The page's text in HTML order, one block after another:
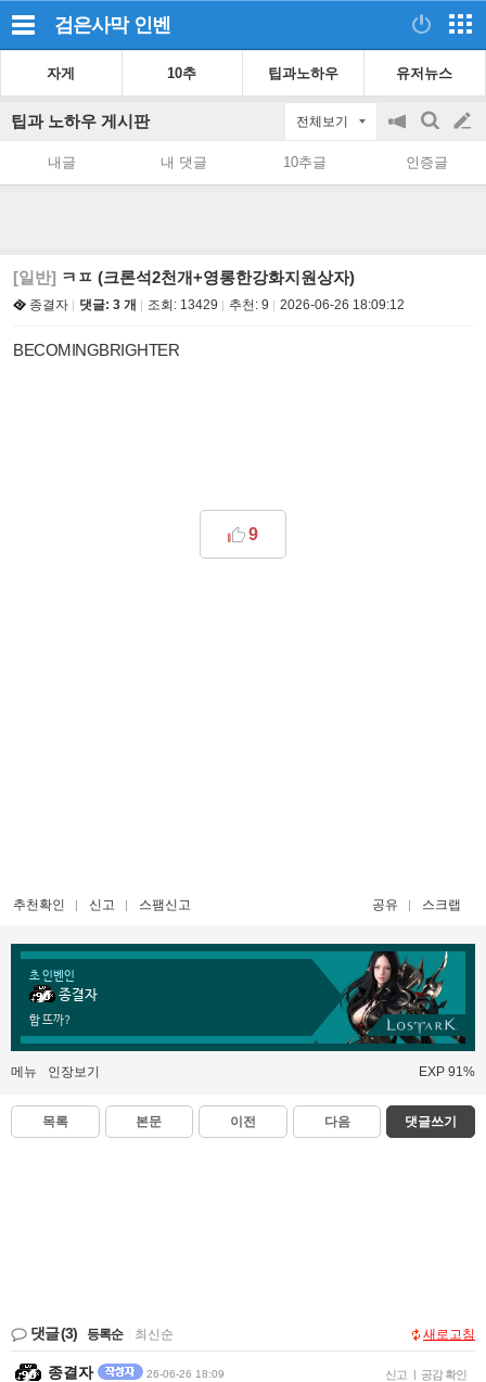
검은사막 인벤
자게 10추 팁과노하우 유저뉴스
팁과 노하우 게시판 전체보기
공
on/off
검
색
글
쓰
내글 내 댓글 10추글 인증글
[일반] ㅋㅍ (크론석2천개+영롱한강화지원상자)
종결자 댓글: 3 개 조회: 13429 추천: 9 2026-06-26 18:09:12
BECOMINGBRIGHTER
9
추천확인 신고 스팸신고 공유 스크랩
초 인벤인
종결자
함 뜨까?
메뉴 인장보기 EXP 91%
목록 본문 이전 다음 댓글쓰기
댓글(3) 등록순 최신순 새로고침
종결자 26-06-26 18:09 신고 | 공감 확인